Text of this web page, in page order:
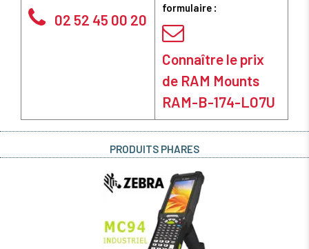
02 52 45 00 20
formulaire :
Connaître le prix
de RAM Mounts
RAM-B-174-LO7U
PRODUITS PHARES